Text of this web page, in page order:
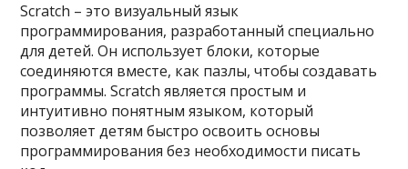
Scratch – это визуальный язык
программирования, разработанный специально
для детей. Он использует блоки, которые
соединяются вместе, как пазлы, чтобы создавать
программы. Scratch является простым и
интуитивно понятным языком, который
позволяет детям быстро освоить основы
программирования без необходимости писать